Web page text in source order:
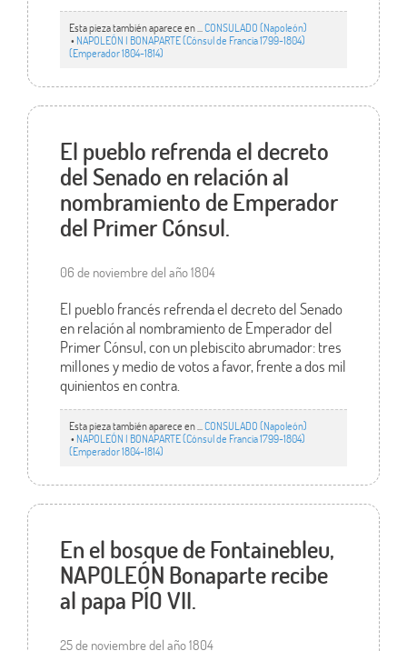
Esta pieza también aparece en ... CONSULADO (Napoleón)
• NAPOLEÓN I BONAPARTE (Cónsul de Francia 1799-1804)
(Emperador 1804-1814)
El pueblo refrenda el decreto
del Senado en relación al
nombramiento de Emperador
del Primer Cónsul.
06 de noviembre del año 1804
El pueblo francés refrenda el decreto del Senado
en relación al nombramiento de Emperador del
Primer Cónsul, con un plebiscito abrumador: tres
millones y medio de votos a favor, frente a dos mil
quinientos en contra.
Esta pieza también aparece en ... CONSULADO (Napoleón)
• NAPOLEÓN I BONAPARTE (Cónsul de Francia 1799-1804)
(Emperador 1804-1814)
En el bosque de Fontainebleu,
NAPOLEÓN Bonaparte recibe
al papa PÍO VII.
25 de noviembre del año 1804